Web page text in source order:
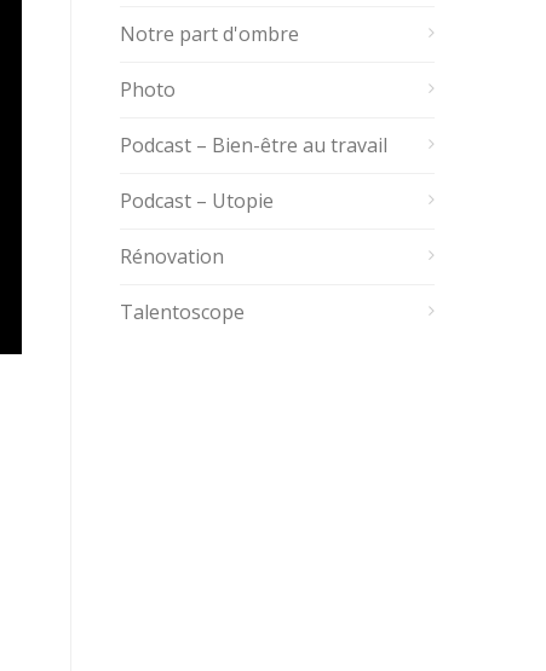
Notre part d'ombre
Photo
Podcast – Bien-être au travail
Podcast – Utopie
Rénovation
Talentoscope